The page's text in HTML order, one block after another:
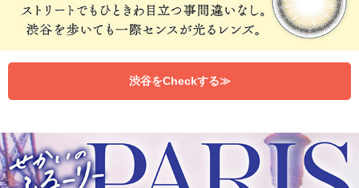
渋谷をCheckする≫